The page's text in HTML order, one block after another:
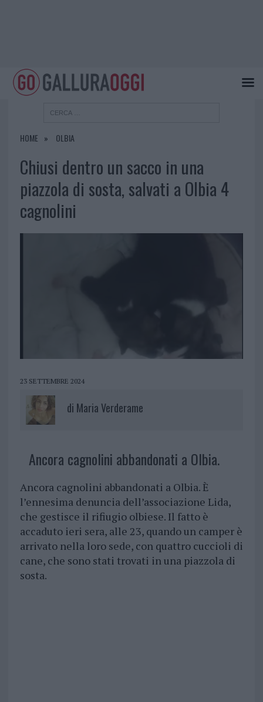
HOME OLBIA
Chiusi dentro un sacco in una
piazzola di sosta, salvati a Olbia 4
cagnolini
23 SETTEMBRE 2024
di Maria Verderame
Ancora cagnolini abbandonati a Olbia.
Ancora cagnolini abbandonati a Olbia. È
l’ennesima denuncia dell’associazione Lida,
che gestisce il rifiugio olbiese. Il fatto è
accaduto ieri sera, alle 23, quando un camper è
arrivato nella loro sede, con quattro cuccioli di
cane, che sono stati trovati in una piazzola di
sosta.